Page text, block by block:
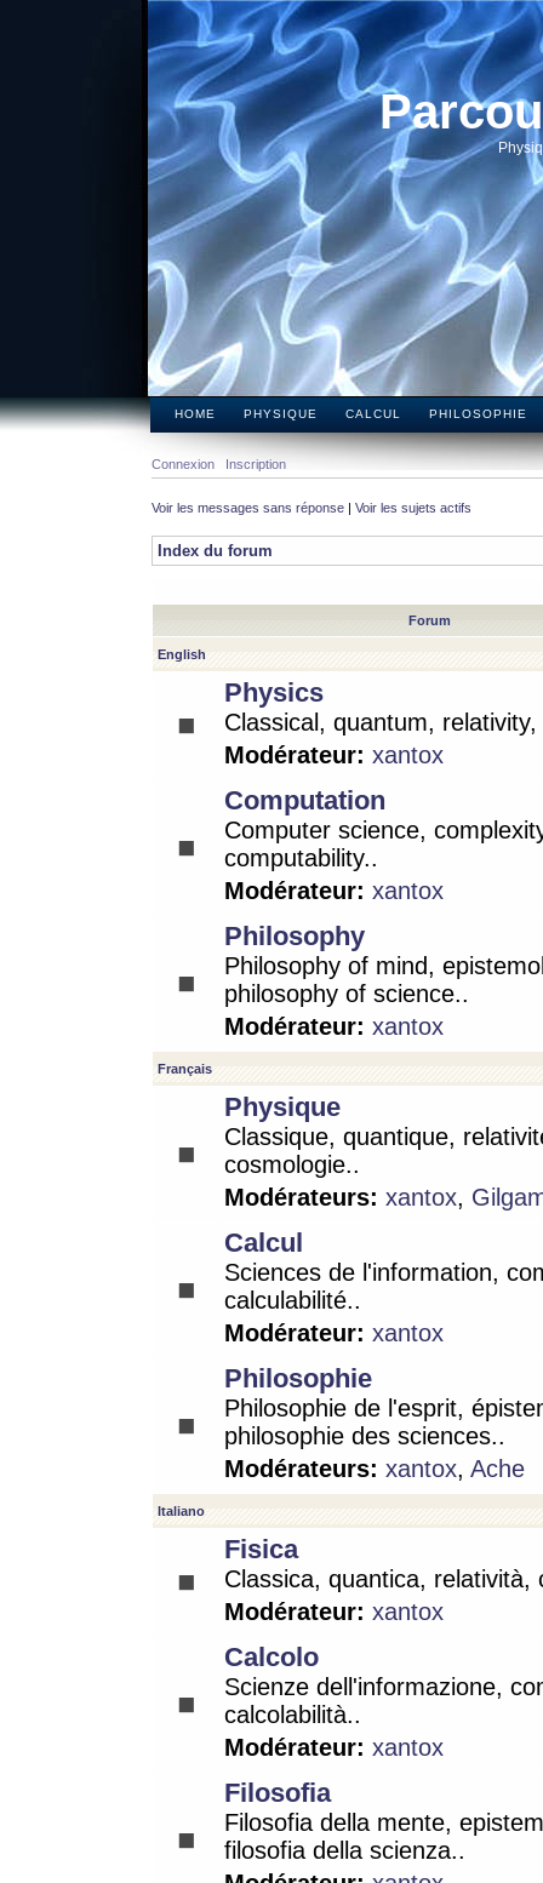
HOME PHYSIQUE CALCUL PHILOSOPHIE
Connexion Inscription
Voir les messages sans réponse | Voir les sujets actifs
Index du forum
Forum
English
Physics
Classical, quantum,
Modérateur: xantox
Computation
Computer science,
computability..
Modérateur: xantox
Philosophy
Philosophy of mind,
philosophy of science..
Modérateur: xantox
Français
Physique
Classique, quantique,
cosmologie..
Modérateurs: xantox,
Calcul
Sciences de l'information,
calculabilité..
Modérateur: xantox
Philosophie
Philosophie de l'esprit,
philosophie des sciences..
Modérateurs: xantox, Ache
Italiano
Fisica
Classica, quantica, relatività,
Modérateur: xantox
Calcolo
Scienze dell'informazione,
calcolabilità..
Modérateur: xantox
Filosofia
Filosofia della mente,
filosofia della scienza..